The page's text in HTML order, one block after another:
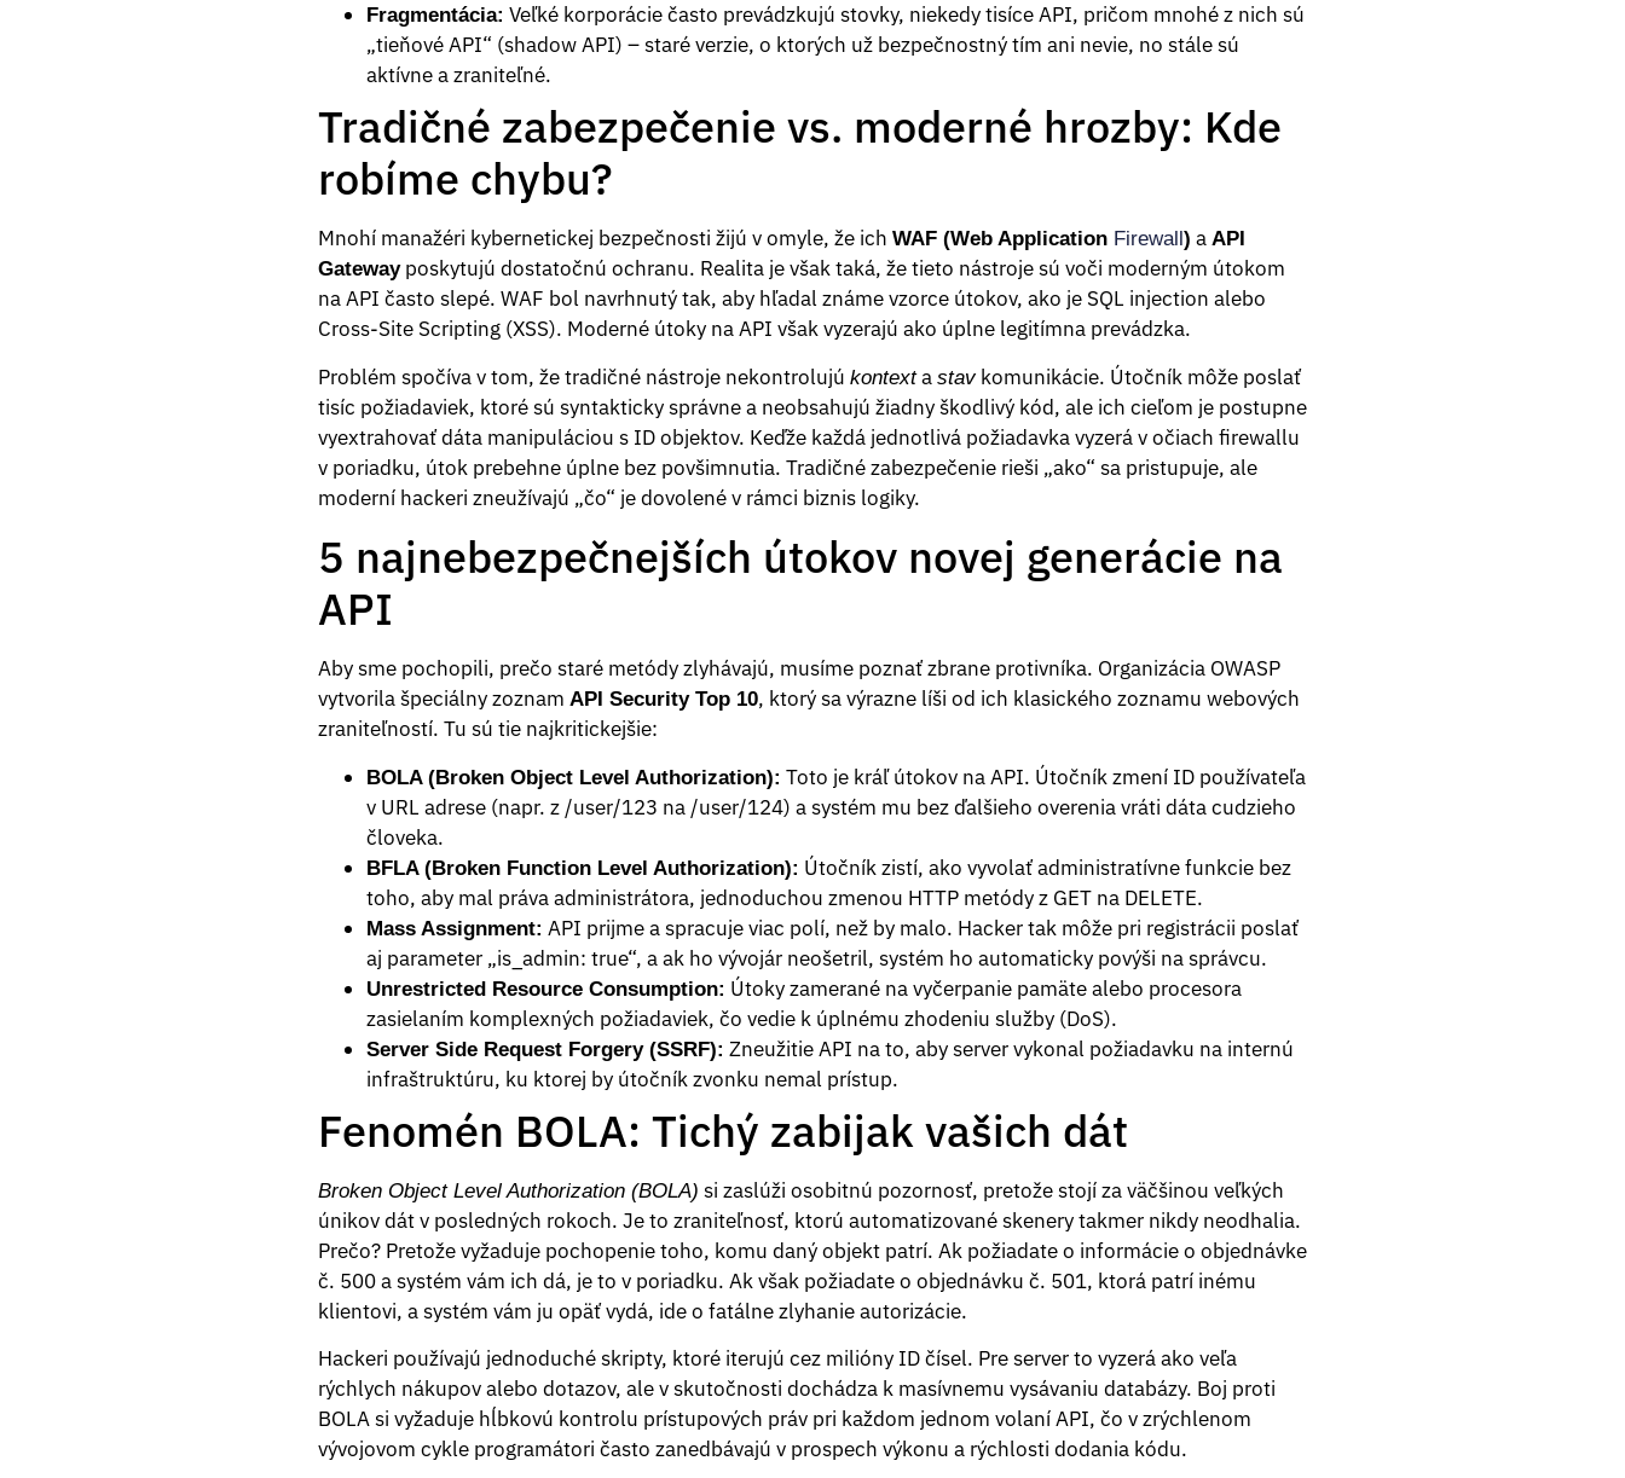
Fragmentácia: Veľké korporácie často prevádzkujú stovky, niekedy tisíce API, pričom mnohé z nich sú
„tieňové API“ (shadow API) – staré verzie, o ktorých už bezpečnostný tím ani nevie, no stále sú
aktívne a zraniteľné.
Tradičné zabezpečenie vs. moderné hrozby: Kde
robíme chybu?
Mnohí manažéri kybernetickej bezpečnosti žijú v omyle, že ich WAF (Web Application Firewall ) a API
Gatewayposkytujú dostatočnú ochranu. Realita je však taká, že tieto nástroje sú voči moderným útokom
na API často slepé. WAF bol navrhnutý tak, aby hľadal známe vzorce útokov, ako je SQL injection alebo
Cross-Site Scripting (XSS). Moderné útoky na API však vyzerajú ako úplne legitímna prevádzka.
Problém spočíva v tom, že tradičné nástroje nekontrolujú kontexta stavkomunikácie. Útočník môže poslať
tisíc požiadaviek, ktoré sú syntakticky správne a neobsahujú žiadny škodlivý kód, ale ich cieľom je postupne
vyextrahovať dáta manipuláciou s ID objektov. Keďže každá jednotlivá požiadavka vyzerá v očiach firewallu
v poriadku, útok prebehne úplne bez povšimnutia. Tradičné zabezpečenie rieši „ako“ sa pristupuje, ale
moderní hackeri zneužívajú „čo“ je dovolené v rámci biznis logiky.
5 najnebezpečnejších útokov novej generácie na
API
Aby sme pochopili, prečo staré metódy zlyhávajú, musíme poznať zbrane protivníka. Organizácia OWASP
vytvorila špeciálny zoznam API Security Top 10, ktorý sa výrazne líši od ich klasického zoznamu webových
zraniteľností. Tu sú tie najkritickejšie:
BOLA (Broken Object Level Authorization): Toto je kráľ útokov na API. Útočník zmení ID používateľa
v URL adrese (napr. z /user/123 na /user/124) a systém mu bez ďalšieho overenia vráti dáta cudzieho
človeka.
BFLA (Broken Function Level Authorization): Útočník zistí, ako vyvolať administratívne funkcie bez
toho, aby mal práva administrátora, jednoduchou zmenou HTTP metódy z GET na DELETE.
Mass Assignment: API prijme a spracuje viac polí, než by malo. Hacker tak môže pri registrácii poslať
aj parameter „is_admin: true“, a ak ho vývojár neošetril, systém ho automaticky povýši na správcu.
Unrestricted Resource Consumption: Útoky zamerané na vyčerpanie pamäte alebo procesora
zasielaním komplexných požiadaviek, čo vedie k úplnému zhodeniu služby (DoS).
Server Side Request Forgery (SSRF): Zneužitie API na to, aby server vykonal požiadavku na internú
infraštruktúru, ku ktorej by útočník zvonku nemal prístup.
Fenomén BOLA: Tichý zabijak vašich dát
Broken Object Level Authorization (BOLA) si zaslúži osobitnú pozornosť, pretože stojí za väčšinou veľkých
únikov dát v posledných rokoch. Je to zraniteľnosť, ktorú automatizované skenery takmer nikdy neodhalia.
Prečo? Pretože vyžaduje pochopenie toho, komu daný objekt patrí. Ak požiadate o informácie o objednávke
č. 500 a systém vám ich dá, je to v poriadku. Ak však požiadate o objednávku č. 501, ktorá patrí inému
klientovi, a systém vám ju opäť vydá, ide o fatálne zlyhanie autorizácie.
Hackeri používajú jednoduché skripty, ktoré iterujú cez milióny ID čísel. Pre server to vyzerá ako veľa
rýchlych nákupov alebo dotazov, ale v skutočnosti dochádza k masívnemu vysávaniu databázy. Boj proti
BOLA si vyžaduje hĺbkovú kontrolu prístupových práv pri každom jednom volaní API, čo v zrýchlenom
vývojovom cykle programátori často zanedbávajú v prospech výkonu a rýchlosti dodania kódu.